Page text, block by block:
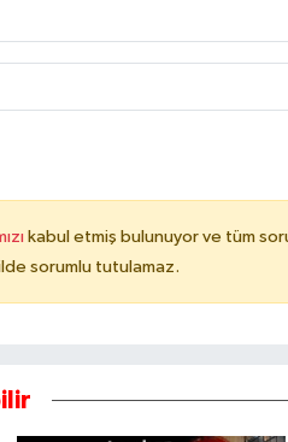
kabul etmiş bulunuyor ve tüm
sorumlu tutulamaz.